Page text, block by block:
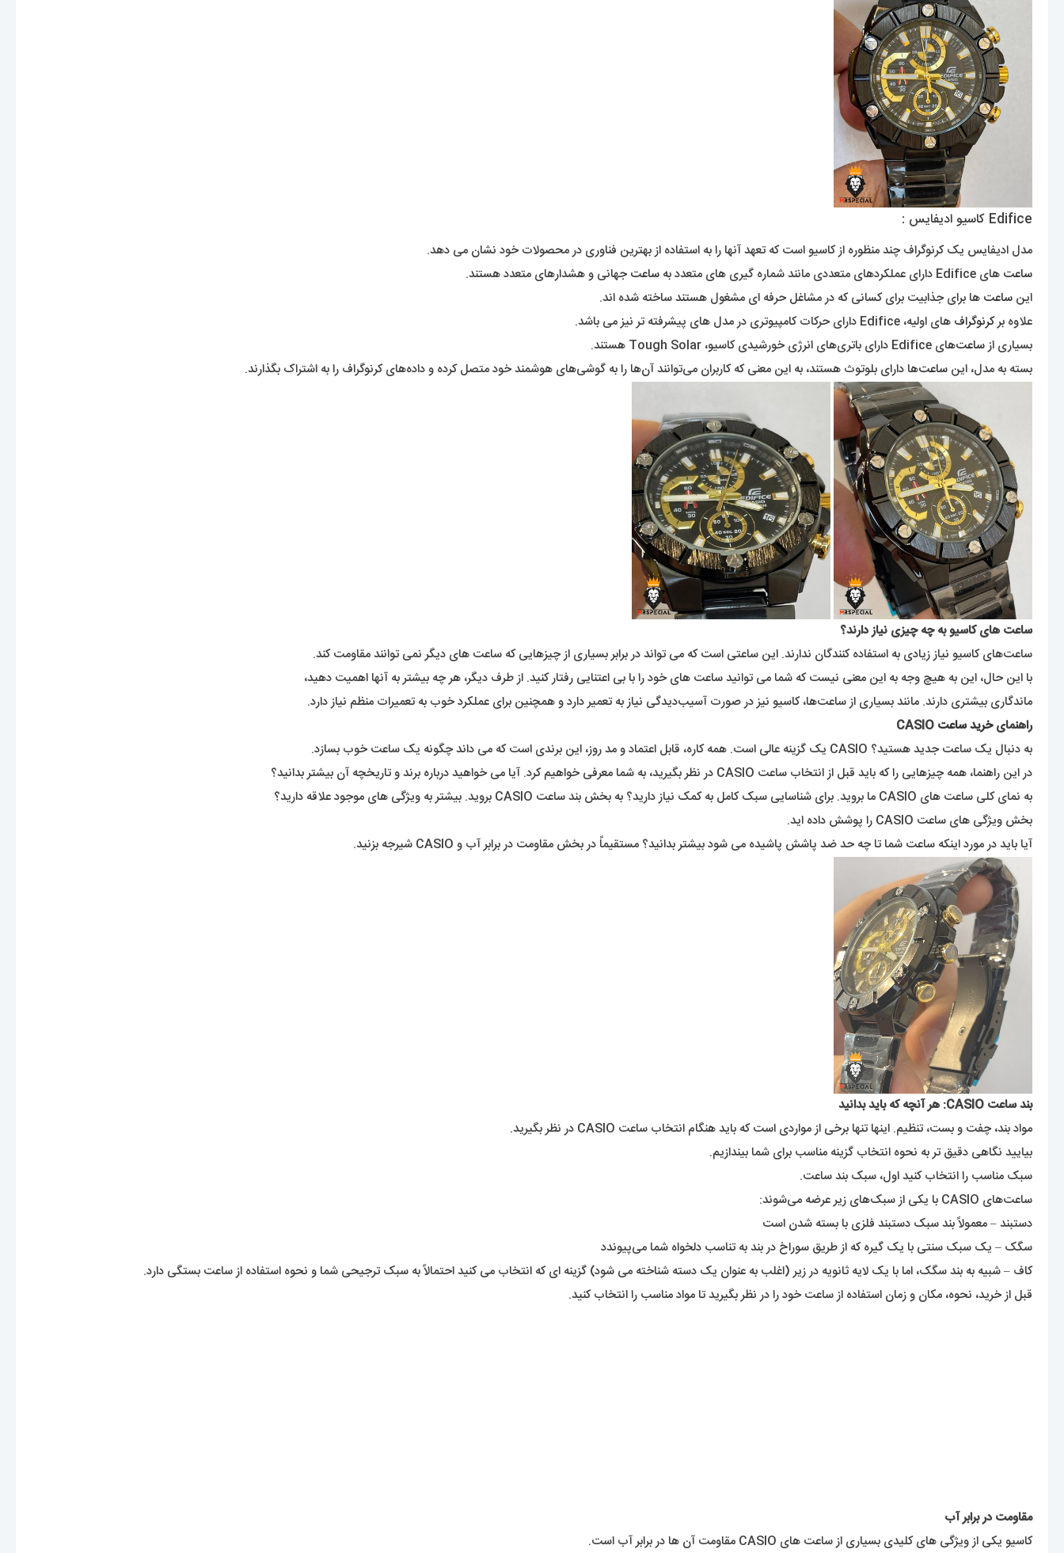
Edifice کاسیو ادیفایس :
مدل ادیفایس یک کرنوگراف چند منظوره از کاسیو است که تعهد آنها را به استفاده از بهترین فناوری در محصولات خود نشان می دهد.
ساعت های Edifice دارای عملکردهای متعددی مانند شماره گیری های متعدد به ساعت جهانی و هشدارهای متعدد هستند.
این ساعت ها برای جذابیت برای کسانی که در مشاغل حرفه ای مشغول هستند ساخته شده اند.
علاوه برکرنوگراف های اولیه، Edifice دارای حرکات کامپیوتری در مدل های پیشرفته تر نیز می باشد.
بسیاری ازساعت‌های Edifice دارای باتری‌های انرژی خورشیدی کاسیو، Tough Solar هستند.
بسته به مدل، این ساعت‌ها دارای بلوتوث هستند، به این معنی که کاربران می‌توانند آن‌ها را به گوشی‌های هوشمند خود متصل کرده و داده‌های کرنوگراف را به اشتراک بگذارند.
ساعت های کاسیو به چه چیزی نیاز دارند؟
ساعت‌های کاسیو نیاز زیادی به استفاده کنندگان ندارند. این ساعتی است که می تواند در برابر بسیاری از چیزهایی که ساعت های دیگر نمی توانند مقاومت کند.
با این حال، این به هیچ وجه به این معنی نیست که شما می توانید ساعت های خود را با بی اعتنایی رفتار کنید. از طرف دیگر، هر چه بیشتر به آنها اهمیت دهید،
ماندگاری بیشتری دارند. مانند بسیاری از ساعت‌ها، کاسیو نیز در صورت آسیب‌دیدگی نیاز به تعمیر دارد و همچنین برای عملکرد خوب به تعمیرات منظم نیاز دارد.
راهنمایخرید ساعت
به دنبال یک ساعت جدید هستید؟ CASIO یک گزینه عالی است. همه کاره، قابل اعتماد و مد روز، این برندی است که می داند چگونه یک ساعت خوب بسازد.
در این راهنما، همه چیزهایی را که باید قبل از انتخاب ساعت CASIO در نظر بگیرید، به شما معرفی خواهیم کرد. آیا می خواهید درباره برند و تاریخچه آن بیشتر بدانید؟
به نمای کلی ساعت های CASIO ما بروید. برای شناسایی سبک کامل به کمک نیاز دارید؟ به بخش بند ساعت CASIO بروید. بیشتر به ویژگی های موجود علاقه دارید؟
بخش ویژگی های ساعت CASIO را پوشش داده اید.
آیا باید در مورد اینکه ساعت شما تا چه حد ضد پاشش پاشیده می شود بیشتر بدانید؟ مستقیماً در بخش مقاومت در برابر آب و CASIO شیرجه بزنید.
بند ساعت CASIO: هر آنچه که باید بدانید
مواد بند، چفت و بست، تنظیم. اینها تنها برخی از مواردی است که باید هنگام انتخاب ساعت CASIO در نظر بگیرید.
بیایید نگاهی دقیق تر به نحوه انتخاب گزینه مناسب برای شما بیندازیم.
سبک مناسب را انتخاب کنید اول، سبک بند ساعت.
ساعت‌های CASIO با یکی از سبک‌های زیر عرضه می‌شوند:
دستبند – معمولاً بند سبک دستبند فلزی با بسته شدن است
سگک – یک سبک سنتی با یک گیره که از طریق سوراخ در بند به تناسب دلخواه شما می‌پیوندد
کاف – شبیه به بند سگک، اما با یک لایه ثانویه در زیر (اغلب به عنوان یک دسته شناخته می شود) گزینه ای که انتخاب می کنید احتمالاً به سبک ترجیحی شما و نحوه استفاده از ساعت بستگی دارد.
قبل از خرید، نحوه، مکان و زمان استفاده از ساعت خود را در نظر بگیرید تا مواد مناسب را انتخاب کنید.